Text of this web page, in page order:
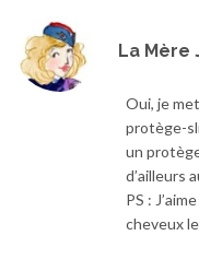
La Mère
Oui, je
protège-
un
d’ailleurs
PS :
cheveux